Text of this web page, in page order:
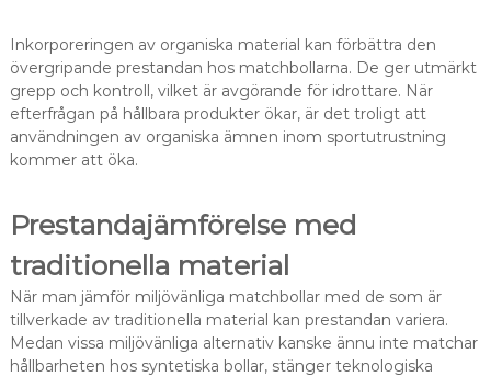
Inkorporeringen av organiska material kan förbättra den
övergripande prestandan hos matchbollarna. De ger utmärkt
grepp och kontroll, vilket är avgörande för idrottare. När
efterfrågan på hållbara produkter ökar, är det troligt att
användningen av organiska ämnen inom sportutrustning
kommer att öka.
Prestandajämförelse med
traditionella material
När man jämför miljövänliga matchbollar med de som är
tillverkade av traditionella material kan prestandan variera.
Medan vissa miljövänliga alternativ kanske ännu inte matchar
hållbarheten hos syntetiska bollar, stänger teknologiska